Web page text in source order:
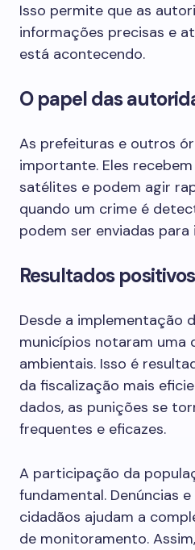
Isso permite que as
informações precisas e
está acontecendo.
O papel das
As prefeituras e outros
importante. Eles
satélites e podem agir
quando um crime é
podem ser enviadas para
Resultados positivos
Desde a implementação
municípios notaram uma
ambientais. Isso é
da fiscalização mais
dados, as punições se
frequentes e eficazes.
A participação da
fundamental. Denúncias
cidadãos ajudam a
de monitoramento.